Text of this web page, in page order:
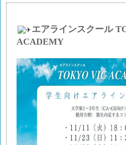
エアラインスクール
ACADEMY